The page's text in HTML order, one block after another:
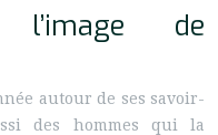
l’image de
autour de ses savoir-
des hommes qui la